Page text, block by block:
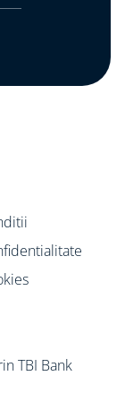
TBI Bank